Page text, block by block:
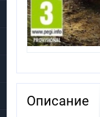
Описание